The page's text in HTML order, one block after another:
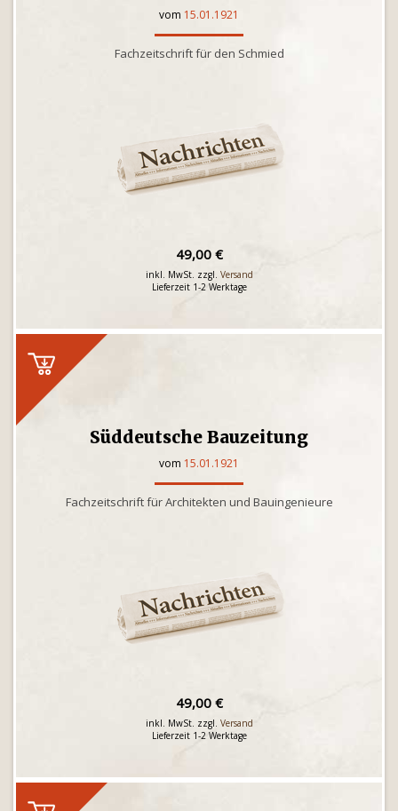
vom 15.01.1921
Fachzeitschrift für den Schmied
49,00 €
inkl. MwSt. zzgl. Versand
Lieferzeit 1-2 Werktage
Süddeutsche Bauzeitung
vom 15.01.1921
Fachzeitschrift für Architekten und Bauingenieure
49,00 €
inkl. MwSt. zzgl. Versand
Lieferzeit 1-2 Werktage